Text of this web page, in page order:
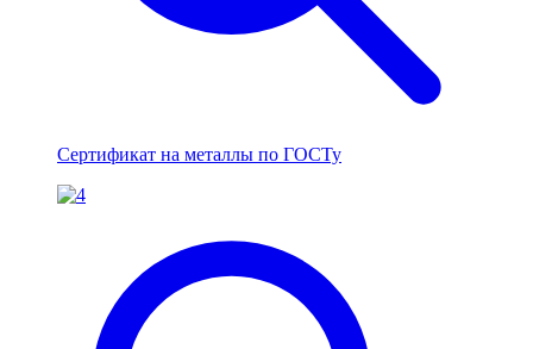
Сертификат на металлы по ГОСТу